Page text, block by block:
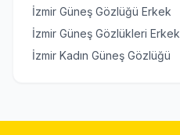
İzmir Güneş Gözlüğü Erkek
İzmir Güneş Gözlükleri Erkek
İzmir Kadın Güneş Gözlüğü